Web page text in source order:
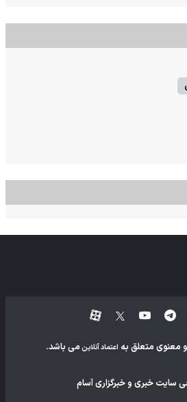
معنوی متعلق به اعتماد آنلاین می باشد.
سایت خبری و خبرگزاری آسام